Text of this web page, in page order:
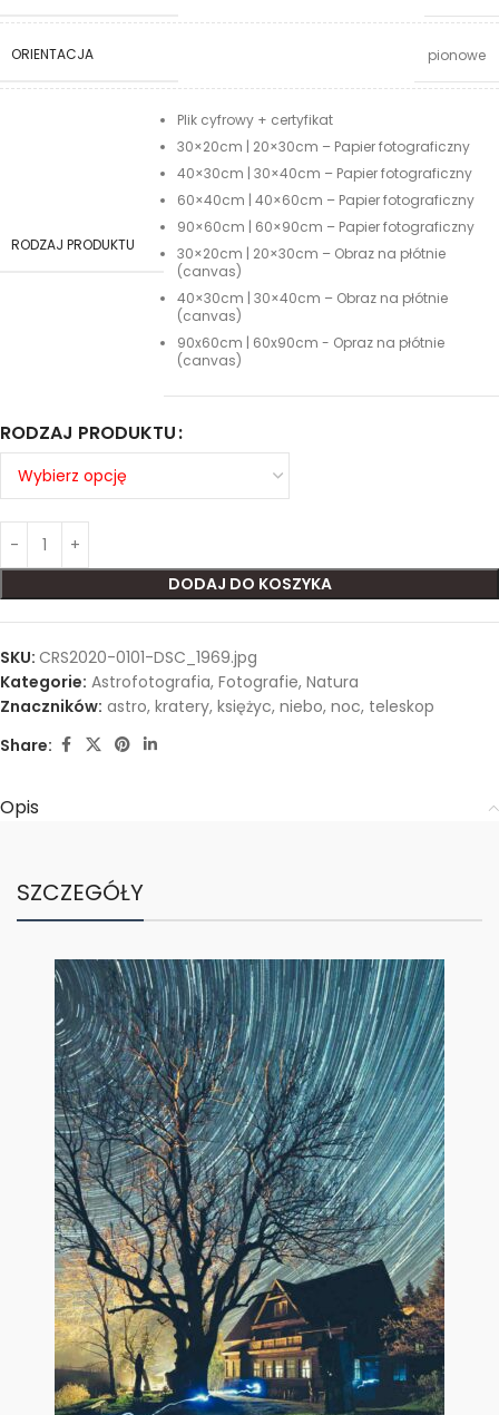
ORIENTACJA pionowe
RODZAJ PRODUKTU
Plik cyfrowy + certyfikat
30×20cm | 20×30cm – Papier fotograficzny
40×30cm | 30×40cm – Papier fotograficzny
60×40cm | 40×60cm – Papier fotograficzny
90×60cm | 60×90cm – Papier fotograficzny
30×20cm | 20×30cm – Obraz na płótnie
(canvas)
40×30cm | 30×40cm – Obraz na płótnie
(canvas)
90x60cm | 60x90cm - Opraz na płótnie
(canvas)
RODZAJ PRODUKTU
DODAJ DO KOSZYKA
SKU: CRS2020-0101-DSC_1969.jpg
Kategorie: Astrofotografia, Fotografie, Natura
Znaczników: astro, kratery, księżyc, niebo, noc, teleskop
Share:
Opis
SZCZEGÓŁY